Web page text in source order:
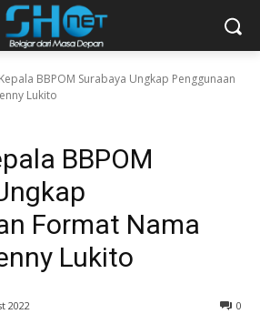
BBPOM Surabaya Ungkap Penggunaan
Lukito
BBPOM
Format Nama
Lukito
2022 0